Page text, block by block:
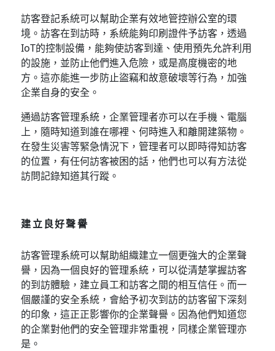
訪客登記系統可以幫助企業有效地管控辦公室的環
境。訪客在到訪時，系統能夠印刷證件予訪客，透過
IoT的控制設備，能夠使訪客到達、使用預先允許利用
的設施，並防止他們進入危險，或是高度機密的地
方。這亦能進一步防止盜竊和故意破壞等行為，加強
企業自身的安全。
通過訪客管理系統，企業管理者亦可以在手機、電腦
上，隨時知道到誰在哪裡、何時進入和離開建築物。
在發生災害等緊急情況下，管理者可以即時得知訪客
的位置，有任何訪客被困的話，他們也可以有方法從
訪問記錄知道其行蹤。
建立良好聲譽
訪客管理系統可以幫助組織建立一個更強大的企業聲
譽，因為一個良好的管理系統，可以從清楚掌握訪客
的到訪體驗，建立員工和訪客之間的相互信任。而一
個嚴謹的安全系統，會給予初次到訪的訪客留下深刻
的印象，這正正影響你的企業聲譽。因為他們知道您
的企業對他們的安全管理非常重視，同樣企業管理亦
是。